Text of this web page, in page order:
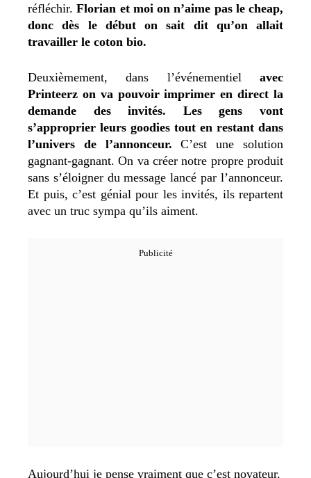
réfléchir.Florian et moi on n’aime pas le cheap,
donc dès le début on sait dit qu’on allait
travailler le coton bio.
Deuxièmement, dans l’événementiel avec
Printeerz on va pouvoir imprimer en direct la
demande des invités. Les gens vont
s’approprier leurs goodies tout en restant dans
l’univers de l’annonceur. C’est une solution
gagnant-gagnant. On va créer notre propre produit
sans s’éloigner du message lancé par l’annonceur.
Et puis, c’est génial pour les invités, ils repartent
avec un truc sympa qu’ils aiment.
Aujourd’hui je pense vraiment que c’est novateur.